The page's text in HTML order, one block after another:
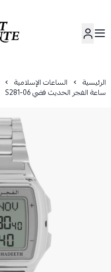
دانتي | DANTE
الرئيسية الساعات الإسلامية
ساعة الفجر الحديث فضي S281-06